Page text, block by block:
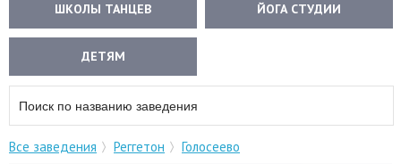
ШКОЛЫ ТАНЦЕВ ЙОГА СТУДИИ
ДЕТЯМ
Все заведения Реггетон Голосеево